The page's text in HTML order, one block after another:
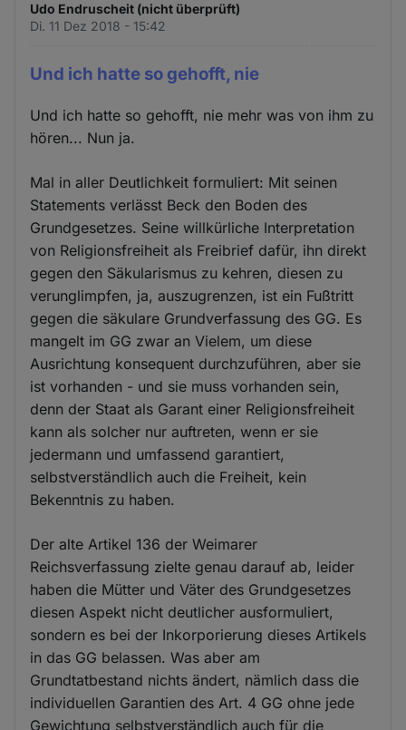
Udo Endruscheit (nicht überprüft)
Di. 11 Dez 2018 - 15:42
Und ich hatte so gehofft, nie
Und ich hatte so gehofft, nie mehr was von ihm zu
hören... Nun ja.
Mal in aller Deutlichkeit formuliert: Mit seinen
Statements verlässt Beck den Boden des
Grundgesetzes. Seine willkürliche Interpretation
von Religionsfreiheit als Freibrief dafür, ihn direkt
gegen den Säkularismus zu kehren, diesen zu
verunglimpfen, ja, auszugrenzen, ist ein Fußtritt
gegen die säkulare Grundverfassung des GG. Es
mangelt im GG zwar an Vielem, um diese
Ausrichtung konsequent durchzuführen, aber sie
ist vorhanden - und sie muss vorhanden sein,
denn der Staat als Garant einer Religionsfreiheit
kann als solcher nur auftreten, wenn er sie
jedermann und umfassend garantiert,
selbstverständlich auch die Freiheit, kein
Bekenntnis zu haben.
Der alte Artikel 136 der Weimarer
Reichsverfassung zielte genau darauf ab, leider
haben die Mütter und Väter des Grundgesetzes
diesen Aspekt nicht deutlicher ausformuliert,
sondern es bei der Inkorporierung dieses Artikels
in das GG belassen. Was aber am
Grundtatbestand nichts ändert, nämlich dass die
individuellen Garantien des Art. 4 GG ohne jede
Gewichtung selbstverständlich auch für die